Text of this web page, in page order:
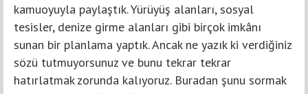
kamuoyuyla paylaştık. Yürüyüş alanları, sosyal
tesisler, denize girme alanları gibi birçok imkânı
sunan bir planlama yaptık. Ancak ne yazık ki verdiğiniz
sözü tutmuyorsunuz ve bunu tekrar tekrar
hatırlatmak zorunda kalıyoruz. Buradan şunu sormak